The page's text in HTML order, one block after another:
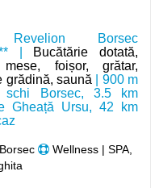
Borsec
| Bucătărie dotată,
foișor, grătar,
grădină, saună | 900 m
schi Borsec, 3.5 km
Gheață Ursu, 42 km
Wellness | SPA,